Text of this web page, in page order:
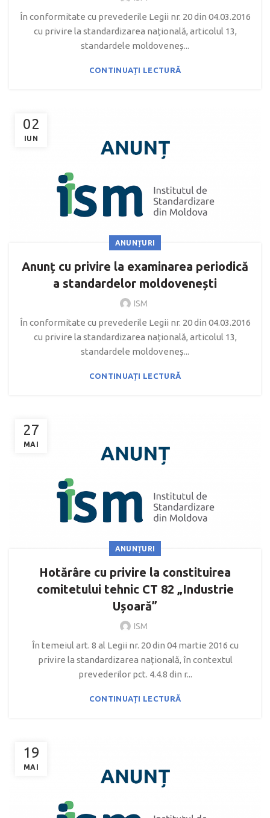
În conformitate cu prevederile Legii nr. 20 din 04.03.2016
cu privire la standardizarea națională, articolul 13,
standardele moldoveneș...
CONTINUAȚI LECTURĂ
02
IUN
ANUNȚURI
Anunț cu privire la examinarea periodică
a standardelor moldovenești
ISM
În conformitate cu prevederile Legii nr. 20 din 04.03.2016
cu privire la standardizarea națională, articolul 13,
standardele moldoveneș...
CONTINUAȚI LECTURĂ
27
MAI
ANUNȚURI
Hotărâre cu privire la constituirea
comitetului tehnic CT 82 „Industrie
Ușoară”
ISM
În temeiul art. 8 al Legii nr. 20 din 04 martie 2016 cu
privire la standardizarea națională, în contextul
prevederilor pct. 4.4.8 din r...
CONTINUAȚI LECTURĂ
19
MAI